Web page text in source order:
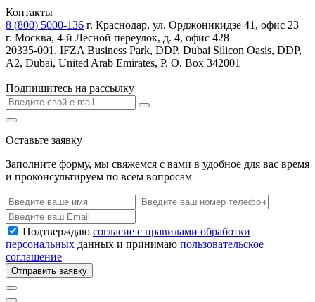
Контакты
8 (800) 5000-136 г. Краснодар, ул. Орджоникидзе 41, офис 23
г. Москва, 4-й Лесной переулок, д. 4, офис 428
20335-001, IFZA Business Park, DDP, Dubai Silicon Oasis, DDP,
A2, Dubai, United Arab Emirates, P. O. Box 342001
Подпишитесь на рассылку
Оставьте заявку
Заполните форму, мы свяжемся с вами в удобное для вас время
и проконсультируем по всем вопросам
Подтверждаю согласие с правилами обработки
персональных данных и принимаю пользовательское
соглашение
Отправить заявку